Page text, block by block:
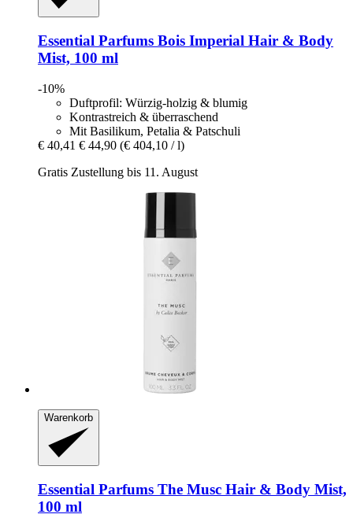
Essential Parfums Bois Imperial Hair & Body
Mist, 100 ml
-10%
Duftprofil: Würzig-holzig & blumig
Kontrastreich & überraschend
Mit Basilikum, Petalia & Patschuli
€ 40,41 € 44,90 (€ 404,10 / l)
Gratis Zustellung bis 11. August
Warenkorb
Essential Parfums The Musc Hair & Body Mist,
100 ml